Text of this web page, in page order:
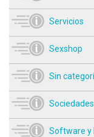
Servicios
Sexshop
Sin
Sociedades
Software y